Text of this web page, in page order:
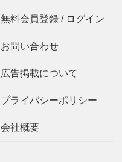
無料会員登録 / ログイン
お問い合わせ
広告掲載について
プライバシーポリシー
会社概要